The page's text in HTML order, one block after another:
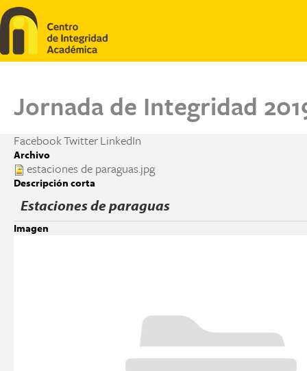
Pasar al contenido principal
Jornada de Integridad
FacebookTwitterLinkedIn
Archivo
estaciones de paraguas.jpg
Descripción corta
Estaciones de paraguas
Imagen